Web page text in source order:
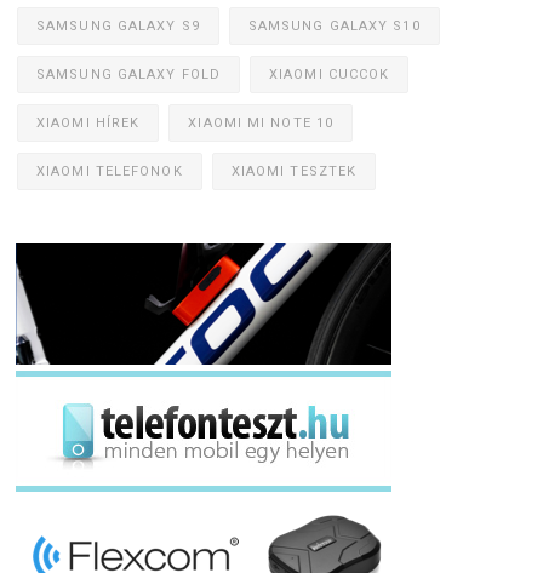
SAMSUNG GALAXY S9 SAMSUNG GALAXY S10
SAMSUNG GALAXY FOLD XIAOMI CUCCOK
XIAOMI HÍREK XIAOMI MI NOTE 10
XIAOMI TELEFONOK XIAOMI TESZTEK